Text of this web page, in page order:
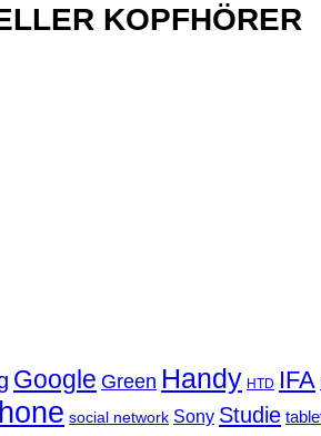
KOPFHÖRER
Google Green Handy HTD IFA
social network Sony Studie